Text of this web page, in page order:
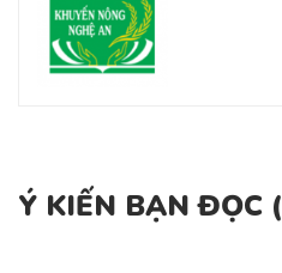
Ý KIẾN BẠN ĐỌC (